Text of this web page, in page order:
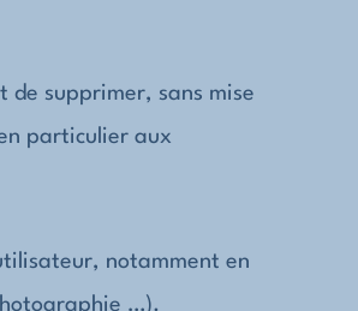
de supprimer, sans mise
particulier aux
notamment en
…).